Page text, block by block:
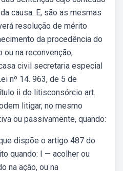
causa. E, são as mesmas
resolução de mérito
da procedência do
ou na reconvenção;
civil secretaria especial
nº 14. 963, de 5 de
ii do litisconsórcio art.
litigar, no mesmo
ou passivamente, quando:
dispõe o artigo 487 do
quando: I — acolher ou
na ação, ou na